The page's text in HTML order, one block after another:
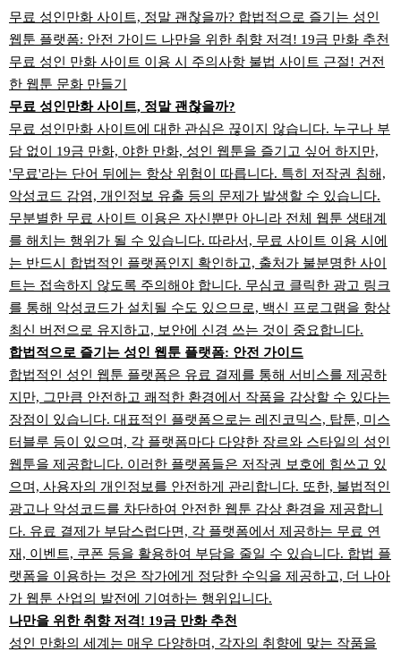
무료 성인만화 사이트, 정말 괜찮을까? 합법적으로 즐기는 성인
웹툰 플랫폼: 안전 가이드 나만을 위한 취향 저격! 19금 만화 추천
무료 성인 만화 사이트 이용 시 주의사항 불법 사이트 근절! 건전
한 웹툰 문화 만들기
무료 성인만화 사이트, 정말 괜찮을까?
무료 성인만화 사이트에 대한 관심은 끊이지 않습니다. 누구나 부
담 없이 19금 만화, 야한 만화, 성인 웹툰을 즐기고 싶어 하지만,
'무료'라는 단어 뒤에는 항상 위험이 따릅니다. 특히 저작권 침해,
악성코드 감염, 개인정보 유출 등의 문제가 발생할 수 있습니다.
무분별한 무료 사이트 이용은 자신뿐만 아니라 전체 웹툰 생태계
를 해치는 행위가 될 수 있습니다. 따라서, 무료 사이트 이용 시에
는 반드시 합법적인 플랫폼인지 확인하고, 출처가 불분명한 사이
트는 접속하지 않도록 주의해야 합니다. 무심코 클릭한 광고 링크
를 통해 악성코드가 설치될 수도 있으므로, 백신 프로그램을 항상
최신 버전으로 유지하고, 보안에 신경 쓰는 것이 중요합니다.
합법적으로 즐기는 성인 웹툰 플랫폼: 안전 가이드
합법적인 성인 웹툰 플랫폼은 유료 결제를 통해 서비스를 제공하
지만, 그만큼 안전하고 쾌적한 환경에서 작품을 감상할 수 있다는
장점이 있습니다. 대표적인 플랫폼으로는 레진코믹스, 탑툰, 미스
터블루 등이 있으며, 각 플랫폼마다 다양한 장르와 스타일의 성인
웹툰을 제공합니다. 이러한 플랫폼들은 저작권 보호에 힘쓰고 있
으며, 사용자의 개인정보를 안전하게 관리합니다. 또한, 불법적인
광고나 악성코드를 차단하여 안전한 웹툰 감상 환경을 제공합니
다. 유료 결제가 부담스럽다면, 각 플랫폼에서 제공하는 무료 연
재, 이벤트, 쿠폰 등을 활용하여 부담을 줄일 수 있습니다. 합법 플
랫폼을 이용하는 것은 작가에게 정당한 수익을 제공하고, 더 나아
가 웹툰 산업의 발전에 기여하는 행위입니다.
나만을 위한 취향 저격! 19금 만화 추천
성인 만화의 세계는 매우 다양하며, 각자의 취향에 맞는 작품을